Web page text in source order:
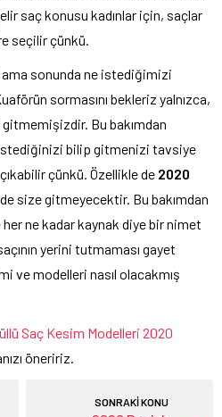
saç konusu kadınlar için, saçlar
seçilir çünkü.
sonunda ne istediğimizi
sormasını bekleriz yalnızca,
Bu bakımdan
bilip gitmenizi tavsiye
çünkü. Özellikle de 2020
size gitmeyecektir. Bu bakımdan
ne kadar kaynak diye bir nimet
yerini tutmaması gayet
ve modelleri nasıl olacakmış
Saç Kesim Modelleri 2020
öneririz.
SONRAKİ KONU